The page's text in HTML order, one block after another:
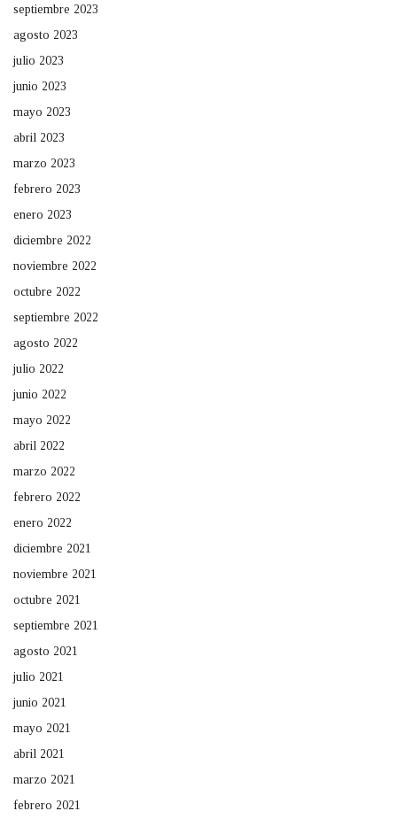
septiembre 2023
agosto 2023
julio 2023
junio 2023
mayo 2023
abril 2023
marzo 2023
febrero 2023
enero 2023
diciembre 2022
noviembre 2022
octubre 2022
septiembre 2022
agosto 2022
julio 2022
junio 2022
mayo 2022
abril 2022
marzo 2022
febrero 2022
enero 2022
diciembre 2021
noviembre 2021
octubre 2021
septiembre 2021
agosto 2021
julio 2021
junio 2021
mayo 2021
abril 2021
marzo 2021
febrero 2021